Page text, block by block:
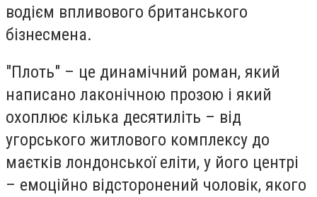
водієм впливового британського
бізнесмена.
"Плоть" – це динамічний роман, який
написано лаконічною прозою і який
охоплює кілька десятиліть – від
угорського житлового комплексу до
маєтків лондонської еліти, у його центрі
– емоційно відсторонений чоловік, якого